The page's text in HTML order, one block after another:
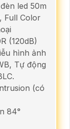
led 50m
Full Color
(120dB)
hình ảnh
Tự động
(có
84°